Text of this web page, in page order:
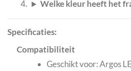
Welke kleur heeft het
Specificaties:
Compatibiliteit
Geschikt voor: Argos